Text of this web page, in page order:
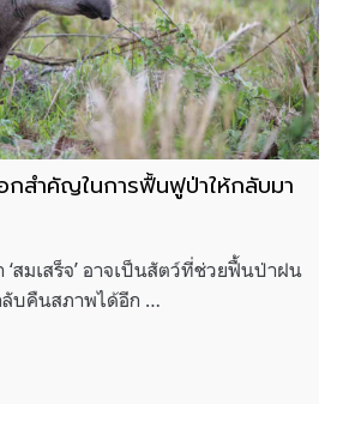
กสำคัญในการฟื้นฟูป่าให้กลับมา
สมเสร็จ’ อาจเป็นสัตว์ที่ช่วยฟื้นป่าฝน
บคืนสภาพได้อีก …
’ กุญแจดอกสำคัญในการฟื้นฟูป่าให้กลับมาส